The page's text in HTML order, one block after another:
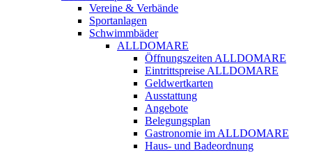
Vereine & Verbände
Sportanlagen
Schwimmbäder
ALLDOMARE
Öffnungszeiten ALLDOMARE
Eintrittspreise ALLDOMARE
Geldwertkarten
Ausstattung
Angebote
Belegungsplan
Gastronomie im ALLDOMARE
Haus- und Badeordnung